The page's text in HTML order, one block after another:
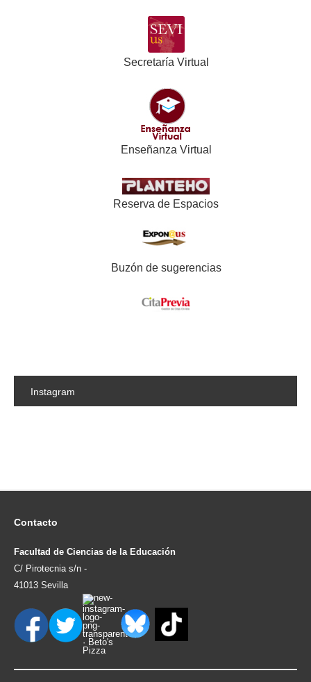
Secretaría Virtual
Enseñanza Virtual
Reserva de Espacios
Buzón de sugerencias
Instagram
Contacto
Facultad de Ciencias de la Educación
C/ Pirotecnia s/n -
41013 Sevilla